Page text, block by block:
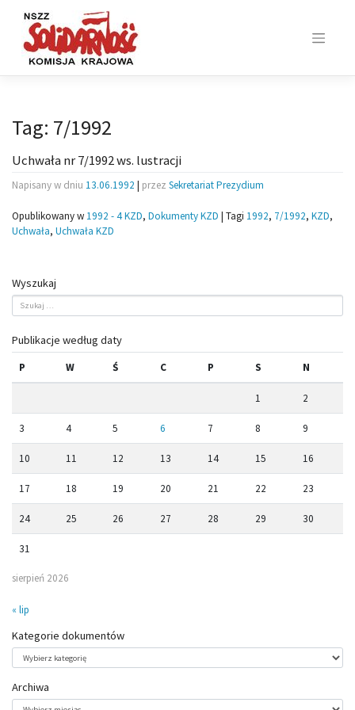
content
Tag: 7/1992
Uchwała nr 7/1992 ws. lustracji
Napisany w dniu 13.06.1992 | przez Sekretariat Prezydium
Opublikowany w 1992 - 4 KZD, Dokumenty KZD | Tagi 1992, 7/1992, KZD,
Uchwała, Uchwała KZD
Wyszukaj
Publikacje według daty
sierpień 2026
P W Ś C P S N
1 2
3 4 5 6 7 8 9
10 11 12 13 14 15 16
17 18 19 20 21 22 23
24 25 26 27 28 29 30
31
« lip
Kategorie dokumentów
dokumentów
Archiwa